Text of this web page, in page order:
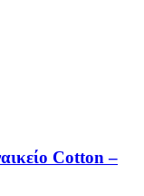
Cotton –